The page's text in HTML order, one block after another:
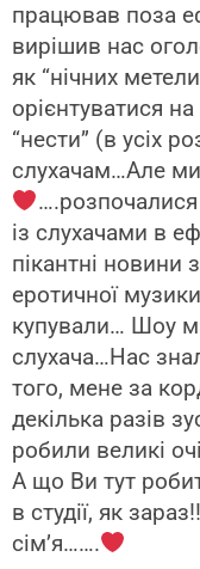
працював поза
вирішив нас
як “нічних
орієнтуватися
“нести” (в усіх
слухачам…Але
….розпочалися
із слухачами в
пікантні новини
еротичної
купували… Шоу
слухача…Нас
того, мене за
декілька разів
робили великі
А що Ви тут
в студії, як
сім’я…….